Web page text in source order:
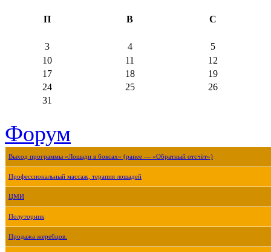
П В С
3 4
5
10
11
12
17
18
19
24
25
26
31
Форум
Выход программы «Лошади в боксах» (ранее — «Обратный отсчёт»)
Профессиональный массаж, терапия лошадей
ЦМИ
Полуторник
Продажа жеребцов.